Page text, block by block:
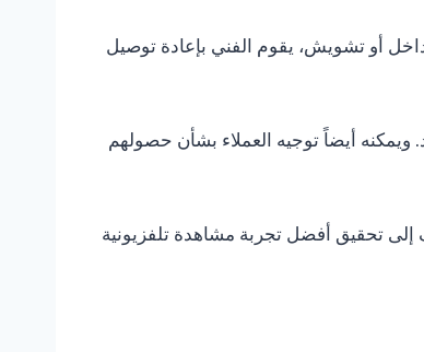
أو تشويش، يقوم الفني بإعادة توصيل
أيضاً توجيه العملاء بشأن حصولهم
تحقيق أفضل تجربة مشاهدة تلفزيونية